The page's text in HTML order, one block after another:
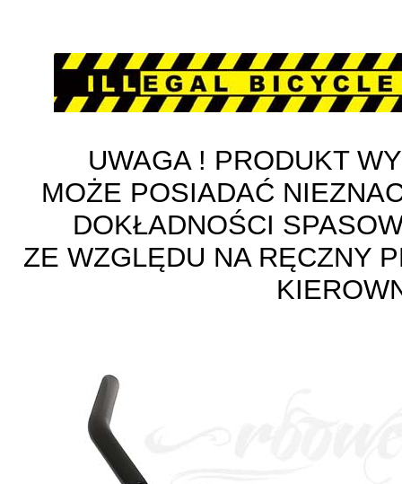
UWAGA ! PRODUKT
MOŻE POSIADAĆ
DOKŁADNOŚCI
ZE WZGLĘDU NA RĘCZNY